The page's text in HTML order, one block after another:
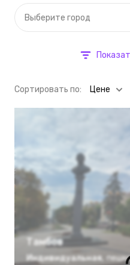
Выберите город
Cортировать по: Цене
Тамбов
Индивидуальная